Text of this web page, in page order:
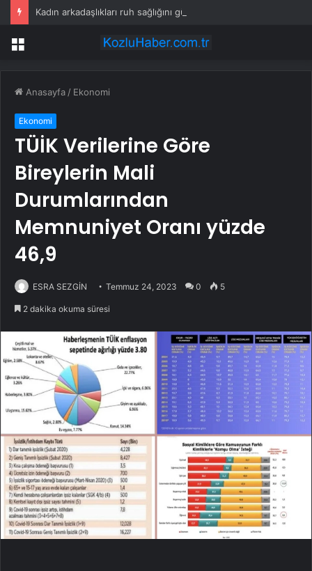
Kadın arkadaşlıkları ruh sağlığını güçlendiriyor
Menü
Anasayfa / Ekonomi
Ekonomi
TÜİK Verilerine Göre
Bireylerin Mali
Durumlarından
Memnuniyet Oranı yüzde
46,9
ESRA SEZGİN Temmuz 24, 2023 0 5
2 dakika okuma süresi